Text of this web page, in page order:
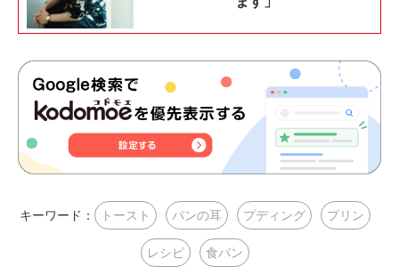
キーワード： トースト パンの耳 プディング プリン
レシピ 食パン